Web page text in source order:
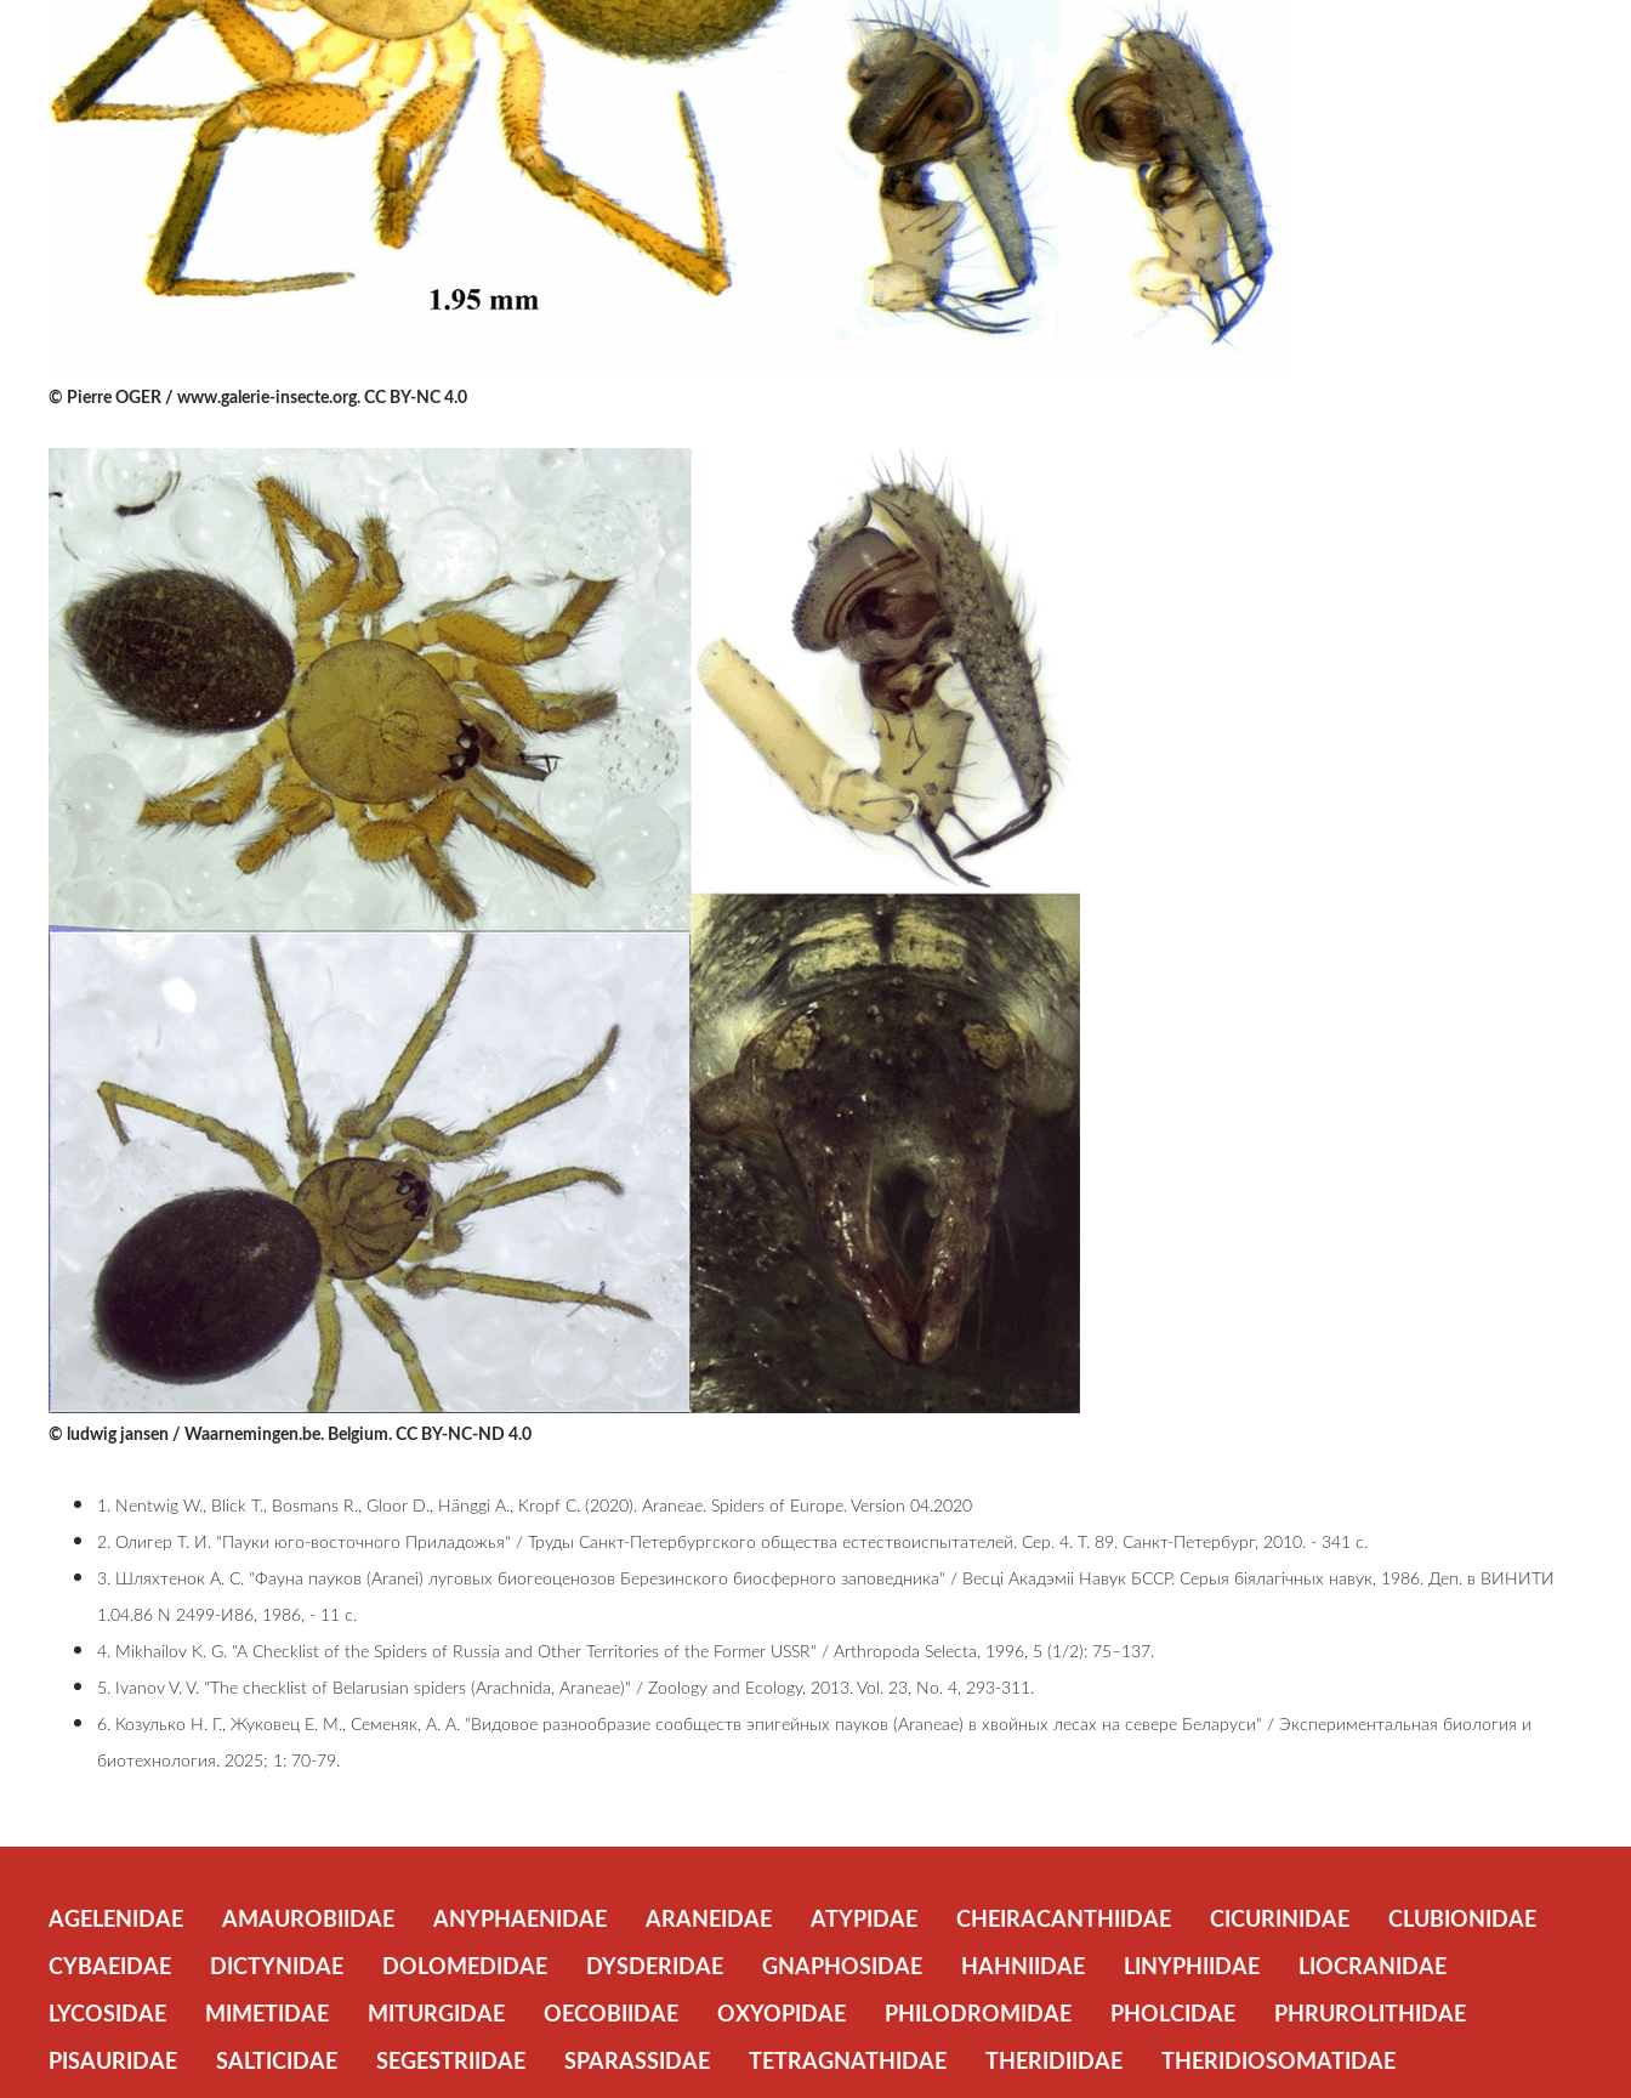
© Pierre OGER / www.galerie-insecte.org. CC BY-NC 4.0
© ludwig jansen / Waarnemingen.be. Belgium. CC BY-NC-ND 4.0
1. Nentwig W., Blick T., Bosmans R., Gloor D., Hänggi A., Kropf C. (2020). Araneae. Spiders of Europe. Version 04.2020
2. Олигер Т. И. "Пауки юго-восточного Приладожья" / Труды Санкт-Петербургского общества естествоиспытателей. Сер. 4. Т. 89. Санкт-Петербург, 2010. - 341 с.
3. Шляхтенок А. С. "Фayнa пayкoв (Aranei) лyгoвыx биoгeoцeнoзoв Бepeзинcкoгo биocфepнoгo зaпoвeдникa" / Весці Акадэміі Навук БССР. Серыя біялагічных навук, 1986. Деп. в ВИНИТИ
1.04.86 N 2499-И86, 1986, - 11 с.
4. Mikhailov K. G. "A Checklist of the Spiders of Russia and Other Territories of the Former USSR" / Arthropoda Selecta, 1996, 5 (1/2): 75–137.
5. Ivanov V. V. "The checklist of Belarusian spiders (Arachnida, Araneae)" / Zoology and Ecology, 2013. Vol. 23, No. 4, 293-311.
6. Козулько Н. Г., Жуковец Е. М., Семеняк, А. А. "Видовое разнообразие сообществ эпигейных пауков (Araneae) в хвойных лесах на севере Беларуси" / Экспериментальная биология и
биотехнология. 2025; 1: 70-79.
AGELENIDAE AMAUROBIIDAE ANYPHAENIDAE ARANEIDAE ATYPIDAE CHEIRACANTHIIDAE CICURINIDAE
CLUBIONIDAE
CYBAEIDAE
DICTYNIDAE DOLOMEDIDAE DYSDERIDAE GNAPHOSIDAE HAHNIIDAE LINYPHIIDAE
LIOCRANIDAE
LYCOSIDAE
MIMETIDAE MITURGIDAE OECOBIIDAE OXYOPIDAE PHILODROMIDAE PHOLCIDAE
PHRUROLITHIDAE
PISAURIDAE
SALTICIDAE SEGESTRIIDAE SPARASSIDAE TETRAGNATHIDAE THERIDIIDAE
THERIDIOSOMATIDAE